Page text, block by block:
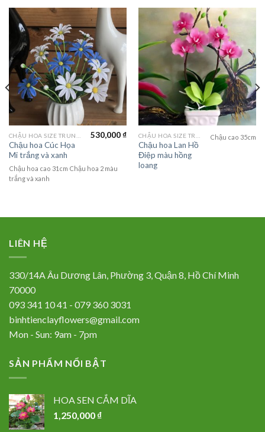
Chậu hoa Cúc Họa
Mi trắng và xanh
530,000₫
Chậu hoa cao 31cm Chậu hoa 2 màu
trắng và xanh
Chậu hoa Lan Hồ
Điệp màu hồng
loang
Chậu cao 35cm
LIÊN HỆ
330/14A Âu Dương Lân, Phường 3, Quận 8, Hồ Chí Minh
70000
093 341 10 41 - 079 360 3031
binhtienclayflowers@gmail.com
Mon - Sun: 9am - 7pm
SẢN PHẨM NỔI BẬT
HOA SEN CẮM DĨA
1,250,000 ₫